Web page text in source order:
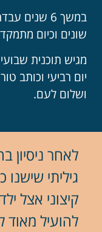
במשך 6
שונים וכיום
מגיש תוכנית
יום רביעי וכותב
ושלום לעם.
לאחר ניסיון
גיליתי
קיצוני אצל
להועיל מאוד